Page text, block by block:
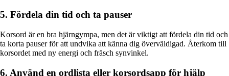
5. Fördela din tid och ta pauser
Korsord är en bra hjärngympa, men det är viktigt att fördela din tid och
ta korta pauser för att undvika att känna dig överväldigad. Återkom till
korsordet med ny energi och fräsch synvinkel.
6. Använd en ordlista eller korsordsapp för hjälp